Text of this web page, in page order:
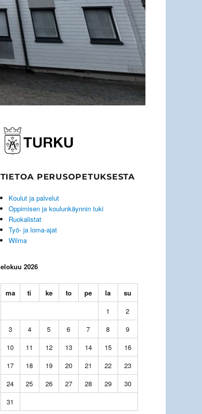
TIETOA PERUSOPETUKSESTA
Koulut ja palvelut
Oppimisen ja koulunkäynnin tuki
Ruokalistat
Työ- ja loma-ajat
Wilma
elokuu 2026
ma ti ke to pe la
su
1
2
3
4 5 6 7 8
9
10
11 12 13 14 15
16
17
18 19 20 21 22
23
24
25 26 27 28 29
30
31